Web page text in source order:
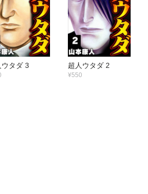
ウタダ 3 超人ウタダ 2
¥550